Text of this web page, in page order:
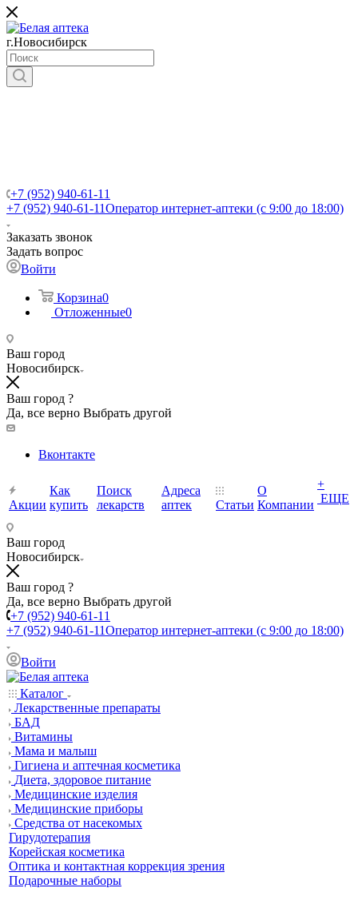
г.Новосибирск
+7 (952) 940-61-11
+7 (952) 940-61-11Оператор интернет-аптеки (с 9:00 до 18:00)
Заказать звонок
Задать вопрос
Войти
Корзина0
Отложенные0
Ваш город
Новосибирск
Ваш город ?
Да, все верно Выбрать другой
Вконтакте
Акции
Как
купить
Поиск
лекарств
Адреса
аптек
Статьи
О
Компании
+
ЕЩЕ
Ваш город
Новосибирск
Ваш город ?
Да, все верно Выбрать другой
+7 (952) 940-61-11
+7 (952) 940-61-11Оператор интернет-аптеки (с 9:00 до 18:00)
Войти
Каталог
Лекарственные препараты
БАД
Витамины
Мама и малыш
Гигиена и аптечная косметика
Диета, здоровое питание
Медицинские изделия
Медицинские приборы
Средства от насекомых
Гирудотерапия
Корейская косметика
Оптика и контактная коррекция зрения
Подарочные наборы